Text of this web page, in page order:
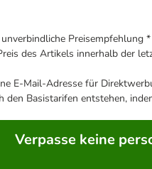
Preisempfehlung *
des Artikels innerhalb der
E-Mail-Adresse für
den Basistarifen entstehen,
Verpasse keine